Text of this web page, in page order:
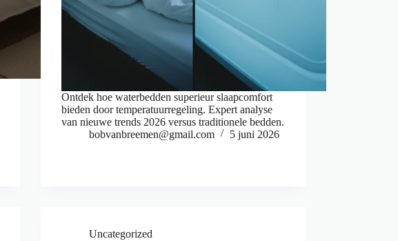
Ontdek hoe waterbedden superieur slaapcomfort
bieden door temperatuurregeling. Expert analyse
van nieuwe trends 2026 versus traditionele bedden.
bobvanbreemen@gmail.com
5 juni 2026
Uncategorized